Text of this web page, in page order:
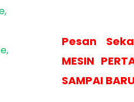
Pesan
MESIN
SAMPAI